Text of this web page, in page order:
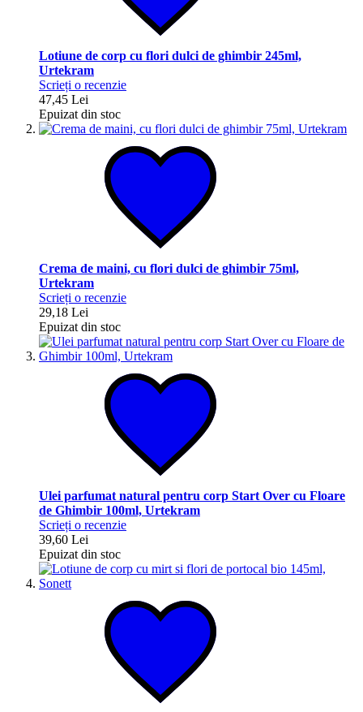
Lotiune de corp cu flori dulci de ghimbir 245ml,
Urtekram
Scrieți o recenzie
47,45 Lei
Epuizat din stoc
Crema de maini, cu flori dulci de ghimbir 75ml,
Urtekram
Scrieți o recenzie
29,18 Lei
Epuizat din stoc
Ulei parfumat natural pentru corp Start Over cu Floare
de Ghimbir 100ml, Urtekram
Scrieți o recenzie
39,60 Lei
Epuizat din stoc